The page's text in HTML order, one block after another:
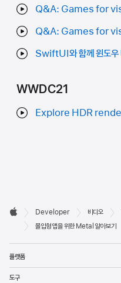
Q&A: Games for
Q&A: Games for
SwiftUI와 함께 윈도우
WWDC21
Explore HDR
Developer
바닥글

Apple
Developer 비디오
몰입형 앱을 위한 Metal 알아보기
플랫폼
도구